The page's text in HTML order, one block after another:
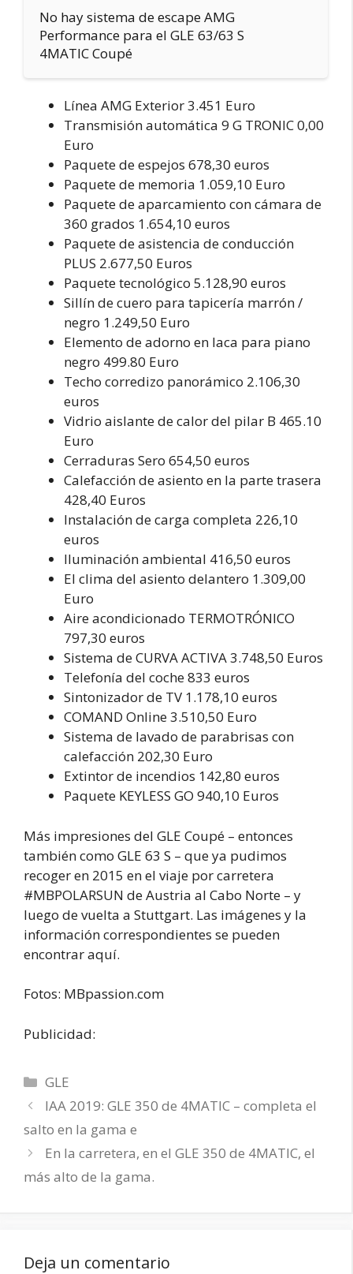
No hay sistema de escape AMG
Performance para el GLE 63/63 S
4MATIC Coupé
Línea AMG Exterior 3.451 Euro
Transmisión automática 9 G TRONIC 0,00
Euro
Paquete de espejos 678,30 euros
Paquete de memoria 1.059,10 Euro
Paquete de aparcamiento con cámara de
360 grados 1.654,10 euros
Paquete de asistencia de conducción
PLUS 2.677,50 Euros
Paquete tecnológico 5.128,90 euros
Sillín de cuero para tapicería marrón /
negro 1.249,50 Euro
Elemento de adorno en laca para piano
negro 499.80 Euro
Techo corredizo panorámico 2.106,30
euros
Vidrio aislante de calor del pilar B 465.10
Euro
Cerraduras Sero 654,50 euros
Calefacción de asiento en la parte trasera
428,40 Euros
Instalación de carga completa 226,10
euros
Iluminación ambiental 416,50 euros
El clima del asiento delantero 1.309,00
Euro
Aire acondicionado TERMOTRÓNICO
797,30 euros
Sistema de CURVA ACTIVA 3.748,50 Euros
Telefonía del coche 833 euros
Sintonizador de TV 1.178,10 euros
COMAND Online 3.510,50 Euro
Sistema de lavado de parabrisas con
calefacción 202,30 Euro
Extintor de incendios 142,80 euros
Paquete KEYLESS GO 940,10 Euros
Más impresiones del GLE Coupé – entonces
también como GLE 63 S – que ya pudimos
recoger en 2015 en el viaje por carretera
#MBPOLARSUN de Austria al Cabo Norte – y
luego de vuelta a Stuttgart. Las imágenes y la
información correspondientes se pueden
encontrar aquí.
Fotos: MBpassion.com
Publicidad:
Categorías
GLE
IAA 2019: GLE 350 de 4MATIC – completa el
salto en la gama e
En la carretera, en el GLE 350 de 4MATIC, el
más alto de la gama.
Deja un comentario